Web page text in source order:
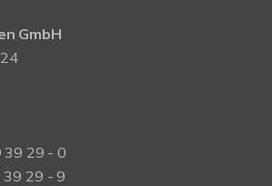
GmbH
39 29 - 0
29 - 9